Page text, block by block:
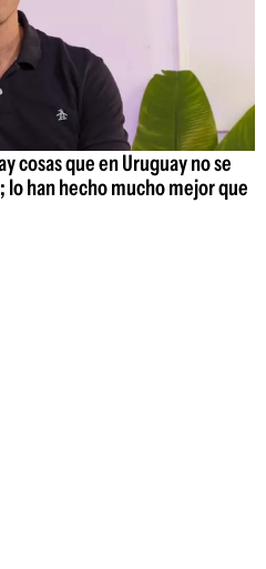
cosas que en Uruguay no se
han hecho mucho mejor que